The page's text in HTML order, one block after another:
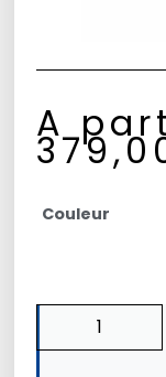
A
Couleur